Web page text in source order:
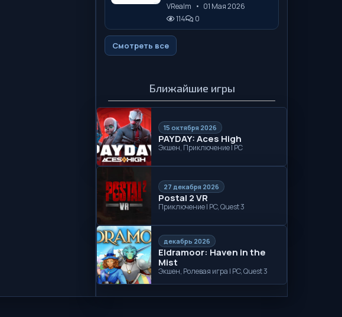
VRealm • 01 Мая 2026
114
0
Смотреть все
Ближайшие игры
15 октября 2026
PAYDAY: Aces High
Экшен, Приключение | PC
27 декабря 2026
Postal 2 VR
Приключение | PC, Quest 3
декабрь 2026
Eldramoor: Haven in the
Mist
Экшен, Ролевая игра | PC, Quest 3